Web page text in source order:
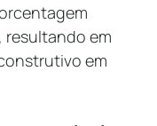
resultando em
em